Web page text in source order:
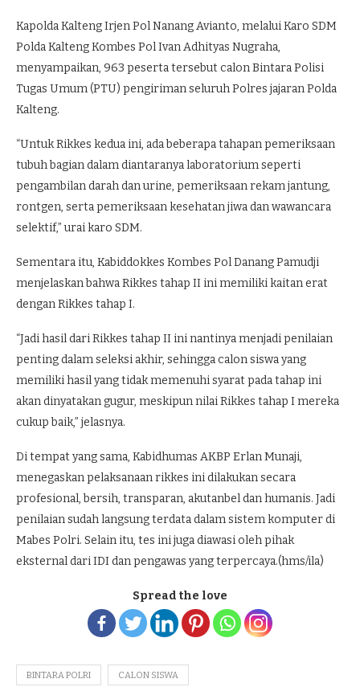
Kapolda Kalteng Irjen Pol Nanang Avianto, melalui Karo SDM
Polda Kalteng Kombes Pol Ivan Adhityas Nugraha,
menyampaikan, 963 peserta tersebut calon Bintara Polisi
Tugas Umum (PTU) pengiriman seluruh Polres jajaran Polda
Kalteng.
“Untuk Rikkes kedua ini, ada beberapa tahapan pemeriksaan
tubuh bagian dalam diantaranya laboratorium seperti
pengambilan darah dan urine, pemeriksaan rekam jantung,
rontgen, serta pemeriksaan kesehatan jiwa dan wawancara
selektif,” urai karo SDM.
Sementara itu, Kabiddokkes Kombes Pol Danang Pamudji
menjelaskan bahwa Rikkes tahap II ini memiliki kaitan erat
dengan Rikkes tahap I.
“Jadi hasil dari Rikkes tahap II ini nantinya menjadi penilaian
penting dalam seleksi akhir, sehingga calon siswa yang
memiliki hasil yang tidak memenuhi syarat pada tahap ini
akan dinyatakan gugur, meskipun nilai Rikkes tahap I mereka
cukup baik,” jelasnya.
Di tempat yang sama, Kabidhumas AKBP Erlan Munaji,
menegaskan pelaksanaan rikkes ini dilakukan secara
profesional, bersih, transparan, akutanbel dan humanis. Jadi
penilaian sudah langsung terdata dalam sistem komputer di
Mabes Polri. Selain itu, tes ini juga diawasi oleh pihak
eksternal dari IDI dan pengawas yang terpercaya.(hms/ila)
Spread the love
BINTARA POLRI CALON SISWA